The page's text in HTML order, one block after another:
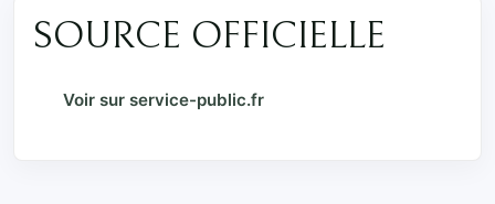
SOURCE OFFICIELLE
Voir sur service-public.fr